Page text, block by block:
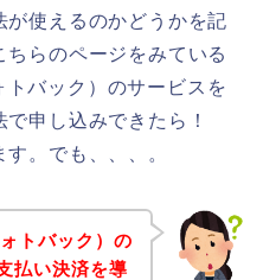
が使えるのかどうかを記
らのページをみている
バック）のサービスを
申し込みできたら！
。でも、、、。
トバック）の
払い決済を導